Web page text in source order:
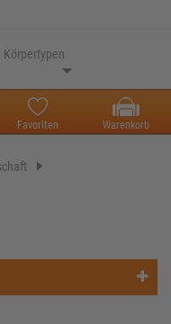
Körpertypen
Favoriten Warenkorb